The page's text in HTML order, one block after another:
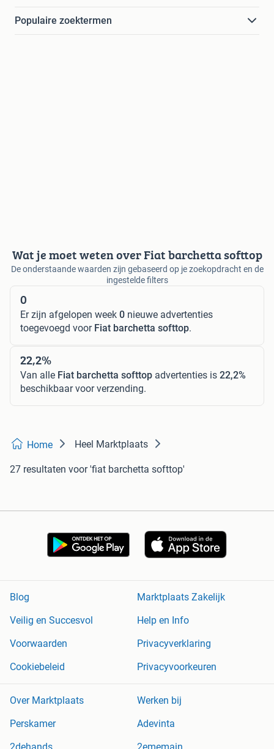
Populaire zoektermen
Wat je moet weten over Fiat barchetta softtop
De onderstaande waarden zijn gebaseerd op je zoekopdracht en de
ingestelde filters
0
Er zijn afgelopen week 0 nieuwe advertenties
toegevoegd voor Fiat barchetta softtop.
22,2%
Van alle Fiat barchetta softtop advertenties is 22,2%
beschikbaar voor verzending.
Home Heel Marktplaats
27 resultaten voor 'fiat barchetta softtop'
Blog
Marktplaats Zakelijk
Veilig en Succesvol
Help en Info
Voorwaarden
Privacyverklaring
Cookiebeleid
Privacyvoorkeuren
Over Marktplaats
Werken bij
Perskamer
Adevinta